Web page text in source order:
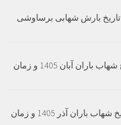
شهابی مرداد 1405؛ تاریخ بارش شهابی برساوشی
بارش شهابی اسدی ؛ تاریخ شهاب باران آبان 1405 و زمان
بارش شهابی جوزایی ؛ تاریخ شهاب باران آذر 1405 و زمان